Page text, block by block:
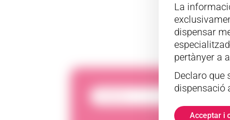
La
dispensar
pertànyer a
Declaro que
dispensació
Acceptar i